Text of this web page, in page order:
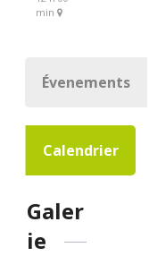
min
Évenements
Calendrier
Galer
ie